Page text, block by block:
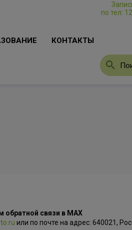
по тел:
КОНТАКТЫ
обратной связи в MAX
или по почте на адрес: 640021,